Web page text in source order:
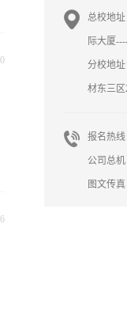
总校地
际大厦
分校地
材东三区
报名热线
公司总机
图文传真